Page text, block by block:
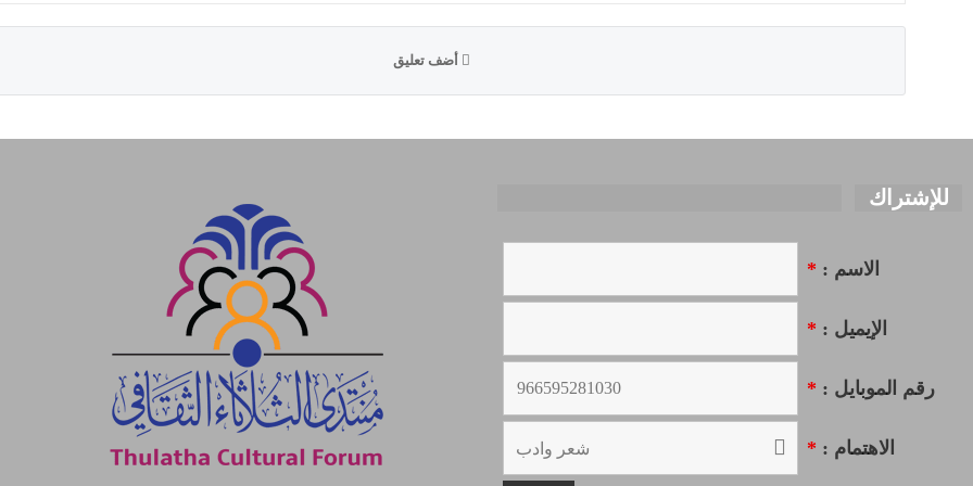
أضف تعليق
للإشتراك
الاسم : *
الإيميل : *
رقم الموبايل : *
الاهتمام : *